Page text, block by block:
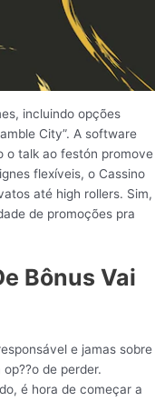
incluindo opções
City”. A software
o talk ao festón promove
flexíveis, o Cassino
até high rollers. Sim,
de promoções pra
Bônus Vai
e jamas sobre
de perder.
é hora de começar a